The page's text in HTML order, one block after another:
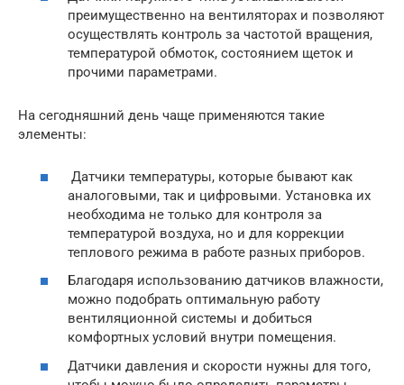
преимущественно на вентиляторах и позволяют
осуществлять контроль за частотой вращения,
температурой обмоток, состоянием щеток и
прочими параметрами.
На сегодняшний день чаще применяются такие
элементы:
Датчики температуры, которые бывают как
аналоговыми, так и цифровыми. Установка их
необходима не только для контроля за
температурой воздуха, но и для коррекции
теплового режима в работе разных приборов.
Благодаря использованию датчиков влажности,
можно подобрать оптимальную работу
вентиляционной системы и добиться
комфортных условий внутри помещения.
Датчики давления и скорости нужны для того,